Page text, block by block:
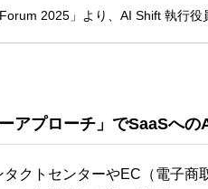
Forum 2025」より、AI Shift 執行
ーアプローチ」でSaaSへ
クトセンターやEC（電子商